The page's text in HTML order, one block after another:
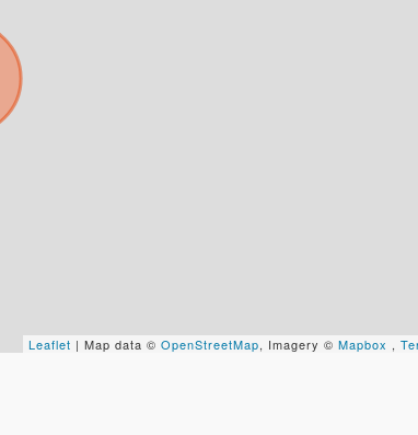
Leaflet | Map data © OpenStreetMap, Imagery © Mapbox ,
datos están seguros
tu información
Buscamos darte la mejor experiencia.